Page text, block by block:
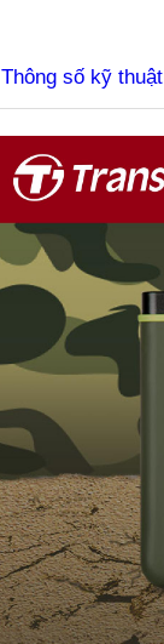
Thông số kỹ thuật